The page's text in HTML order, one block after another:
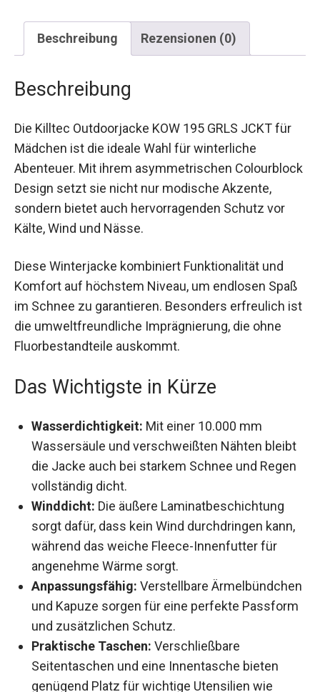
Mädchen ist die ideale Wahl für winterliche
Abenteuer. Mit ihrem asymmetrischen
Colourblock Design setzt sie nicht nur modische
Akzente, sondern bietet auch hervorragenden
Schutz vor Kälte, Wind und Nässe.
Komfort auf höchstem Niveau, um endlosen
Spaß im Schnee zu garantieren. Besonders
erfreulich ist die umweltfreundliche
Imprägnierung, die ohne Fluorbestandteile
auskommt.
Das Wichtigste in Kürze
Wasserdichtigkeit: Mit einer 10.000 mm
Wassersäule und verschweißten Nähten
bleibt die Jacke auch bei starkem Schnee und
Regen vollständig dicht.
Winddicht: Die äußere Laminatbeschichtung
sorgt dafür, dass kein Wind durchdringen kann,
während das weiche Fleece-Innenfutter für
angenehme Wärme sorgt.
Anpassungsfähig: Verstellbare
Ärmelbündchen und Kapuze sorgen für eine
perfekte Passform und zusätzlichen Schutz.
Praktische Taschen: Verschließbare
Seitentaschen und eine Innentasche bieten
genügend Platz für wichtige Utensilien wie